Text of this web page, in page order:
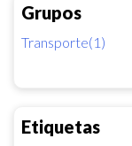
Grupos
Transporte(1)
Etiquetas